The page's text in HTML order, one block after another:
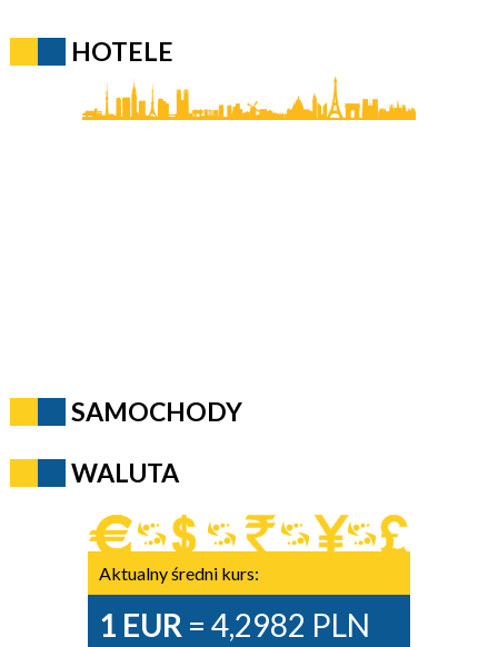
HOTELE
SAMOCHODY
WALUTA
Aktualny średni kurs:
1 EUR = 4,2982 PLN